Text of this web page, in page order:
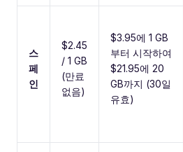
스
페
인
$2.45
/ 1 GB
(만료
없음)
$3.95에 1 GB
부터 시작하여
$21.95에 20
GB까지 (30일
유효)